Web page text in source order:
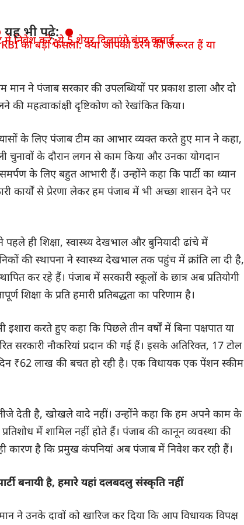
यह भी पढ़े:
निवेश करें; ये 5 शेयर दिलाएंगे बंपर कमाई
RBI का बड़ा फैसला: क्या आपको डरने की जरूरत हैं या
ने पंजाब सरकार की उपलब्धियों पर प्रकाश डाला और दो
महत्वाकांक्षी दृष्टिकोण को रेखांकित किया।
के लिए पंजाब टीम का आभार व्यक्त करते हुए मान ने कहा,
चुनावों के दौरान लगन से काम किया और उनका योगदान
के लिए बहुत आभारी हैं। उन्होंने कहा कि पार्टी का ध्यान
कार्यों से प्रेरणा लेकर हम पंजाब में भी अच्छा शासन देने पर
ही शिक्षा, स्वास्थ्य देखभाल और बुनियादी ढांचे में
की स्थापना ने स्वास्थ्य देखभाल तक पहुंच में क्रांति ला दी है,
कर रहे हैं। पंजाब में सरकारी स्कूलों के छात्र अब प्रतियोगी
शिक्षा के प्रति हमारी प्रतिबद्धता का परिणाम है।
करते हुए कहा कि पिछले तीन वर्षों में बिना पक्षपात या
सरकारी नौकरियां प्रदान की गई हैं। इसके अतिरिक्त, 17 टोल
₹62 लाख की बचत हो रही है। एक विधायक एक पेंशन स्कीम
देती है, खोखले वादे नहीं। उन्होंने कहा कि हम अपने काम के
में शामिल नहीं होते हैं। पंजाब की कानून व्यवस्था की
कारण है कि प्रमुख कंपनियां अब पंजाब में निवेश कर रही हैं।
बनायी है, हमारे यहां दलबदलु संस्कृति नहीं
मान ने उनके दावों को खारिज कर दिया कि आप विधायक विपक्ष